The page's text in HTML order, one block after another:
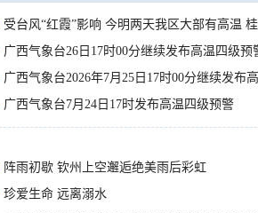
受台风“红霞”影响 今明两天我区大部有高温
有较强降雨
广西气象台26日17时00分继续发布高温四级预
广西气象台2026年7月25日17时00分继续发布
预警
广西气象台7月24日17时发布高温四级预警
阵雨初歇 钦州上空邂逅绝美雨后彩虹
珍爱生命 远离溺水